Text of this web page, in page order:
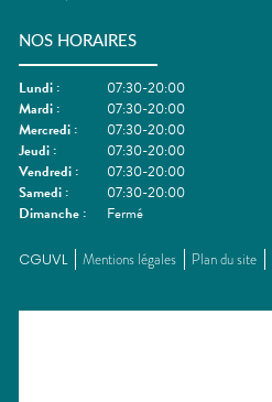
NOS HORAIRES
Lundi :
07:30-20:00
Mardi :
07:30-20:00
Mercredi :
07:30-20:00
Jeudi :
07:30-20:00
Vendredi :
07:30-20:00
Samedi :
07:30-20:00
Dimanche : Fermé
CGUVL Mentions légales Plan du site